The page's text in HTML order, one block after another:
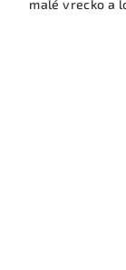
malé vrecko a